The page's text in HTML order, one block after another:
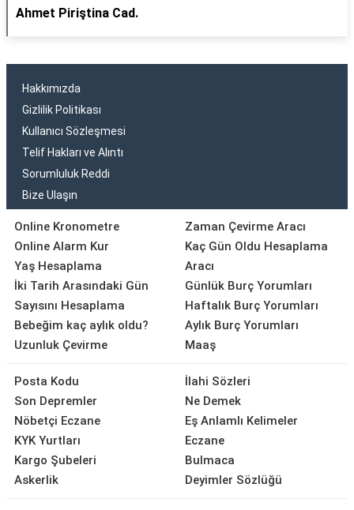
Ahmet Piriştina Cad.
Hakkımızda
Gizlilik Politikası
Kullanıcı Sözleşmesi
Telif Hakları ve Alıntı
Sorumluluk Reddi
Bize Ulaşın
Online Kronometre
Online Alarm Kur
Yaş Hesaplama
İki Tarih Arasındaki Gün
Sayısını Hesaplama
Bebeğim kaç aylık oldu?
Uzunluk Çevirme
Zaman Çevirme Aracı
Kaç Gün Oldu Hesaplama
Aracı
Günlük Burç Yorumları
Haftalık Burç Yorumları
Aylık Burç Yorumları
Maaş
Posta Kodu
Son Depremler
Nöbetçi Eczane
KYK Yurtları
Kargo Şubeleri
Askerlik
İlahi Sözleri
Ne Demek
Eş Anlamlı Kelimeler
Eczane
Bulmaca
Deyimler Sözlüğü